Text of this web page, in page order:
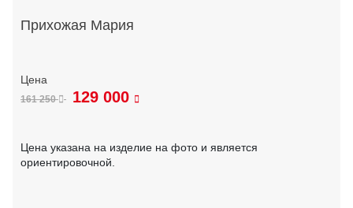
Прихожая Мария
161 250 129 000
Цена указана на изделие на фото и является
ориентировочной.